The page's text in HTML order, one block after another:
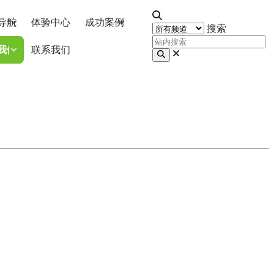
航 体验中心 成功案例
们 联系我们
搜索